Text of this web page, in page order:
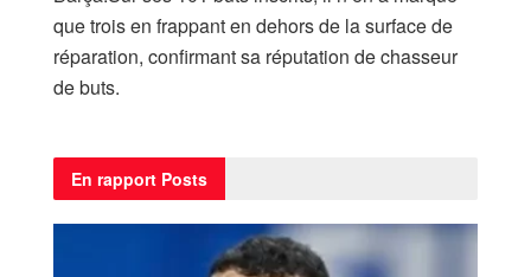
que trois en frappant en dehors de la surface de
réparation, confirmant sa réputation de chasseur
de buts.
En rapport Posts